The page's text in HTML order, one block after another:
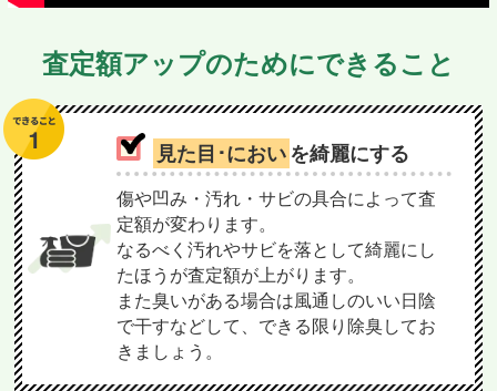
査定額アップのためにできること
見た目･におい を綺麗にする
傷や凹み・汚れ・サビの具合によって査
定額が変わります。
なるべく汚れやサビを落として綺麗にし
たほうが査定額が上がります。
また臭いがある場合は風通しのいい日陰
で干すなどして、できる限り除臭してお
きましょう。